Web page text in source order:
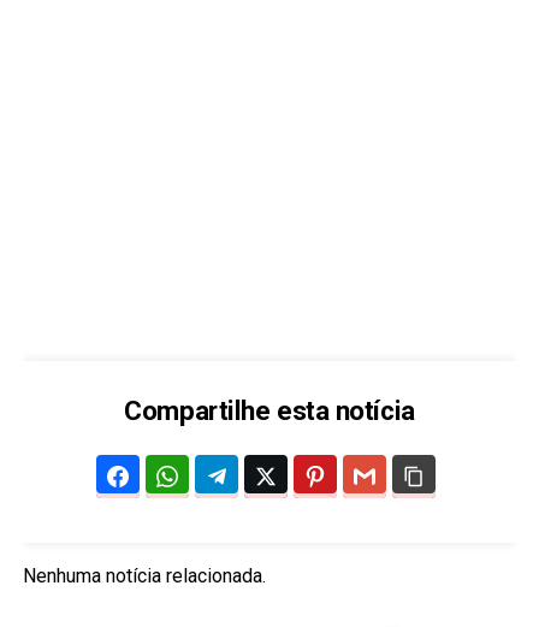
Compartilhe esta notícia
Nenhuma notícia relacionada.